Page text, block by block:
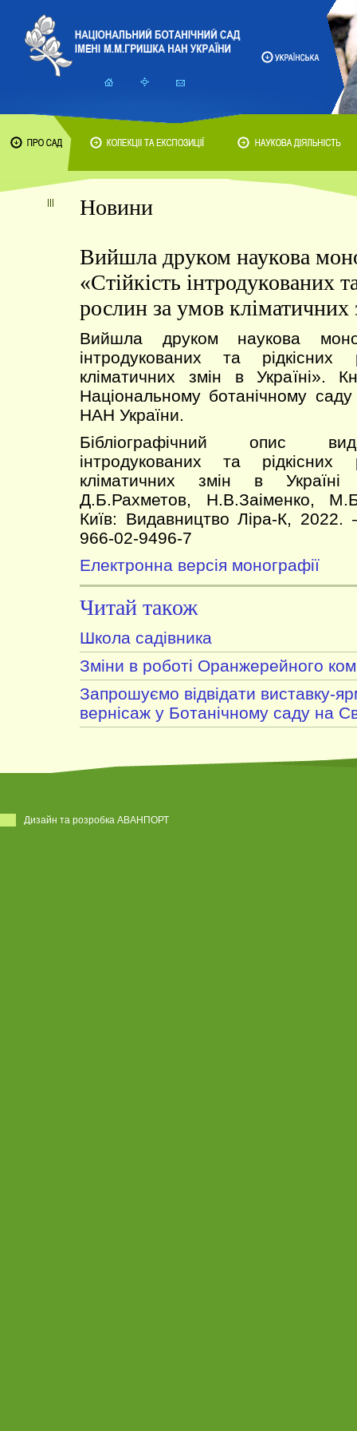
Новини
Вийшла друком наукова
«Стійкість інтродукованих
рослин за умов кліматичних
Вийшла друком наукова
інтродукованих та
кліматичних змін в Україні».
Національному ботанічному
НАН України.
Бібліографічний опис
інтродукованих та
кліматичних змін в
Д.Б.Рахметов, Н.В.Заіменко,
Київ: Видавництво Ліра-К,
966-02-9496-7
Електронна версія монографії
Читай також
Школа садівника
Зміни в роботі Оранжерейного
Запрошуємо відвідати виставку-
вернісаж у Ботанічному саду на
Дизайн та розробка АВАНПОРТ